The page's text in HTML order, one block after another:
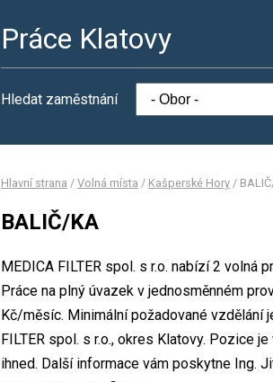
Práce Klatovy
Hledat zaměstnání
Hlavní strana / Volná místa / Kašperské Hory /
BALIČ/KA
MEDICA FILTER spol. s r.o. nabízí 2 volná
Práce na plný úvazek v jednosměnném
Kč/měsíc. Minimální požadované vzdělání
FILTER spol. s r.o., okres Klatovy. Pozice
ihned. Další informace vám poskytne Ing.